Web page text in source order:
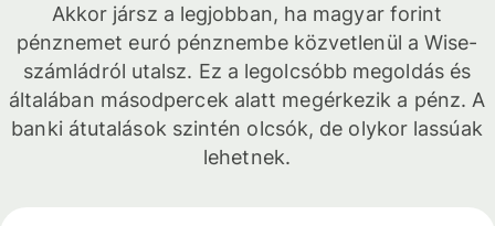
Akkor jársz a legjobban, ha magyar forint
pénznemet euró pénznembe közvetlenül a Wise-
számládról utalsz. Ez a legolcsóbb megoldás és
általában másodpercek alatt megérkezik a pénz. A
banki átutalások szintén olcsók, de olykor lassúak
lehetnek.